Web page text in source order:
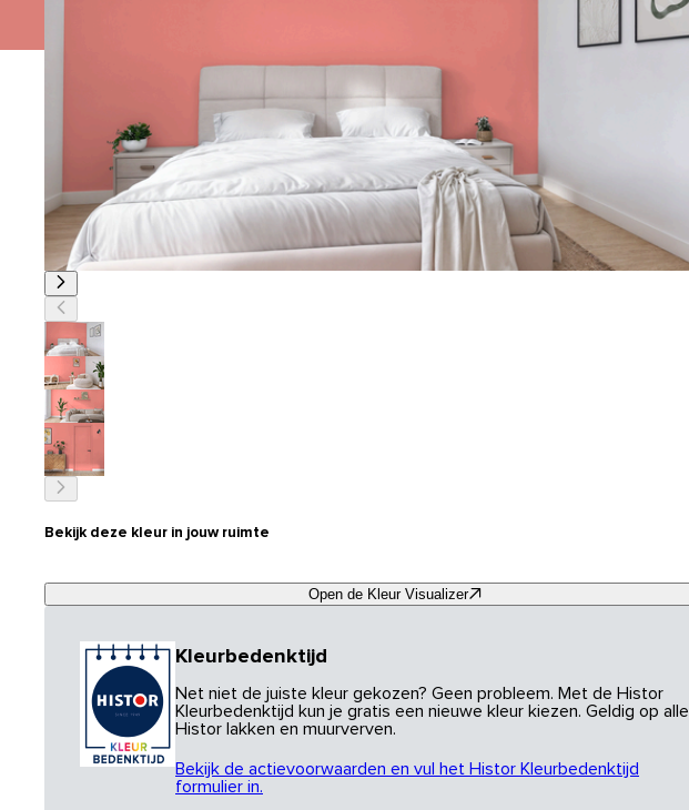
Bekijk deze kleur in jouw ruimte
Open de Kleur Visualizer
Kleurbedenktijd
Net niet de juiste kleur gekozen? Geen probleem. Met de Histor
Kleurbedenktijd kun je gratis een nieuwe kleur kiezen. Geldig op alle
Histor lakken en muurverven.
Bekijk de actievoorwaarden en vul het Histor Kleurbedenktijd
formulier in.